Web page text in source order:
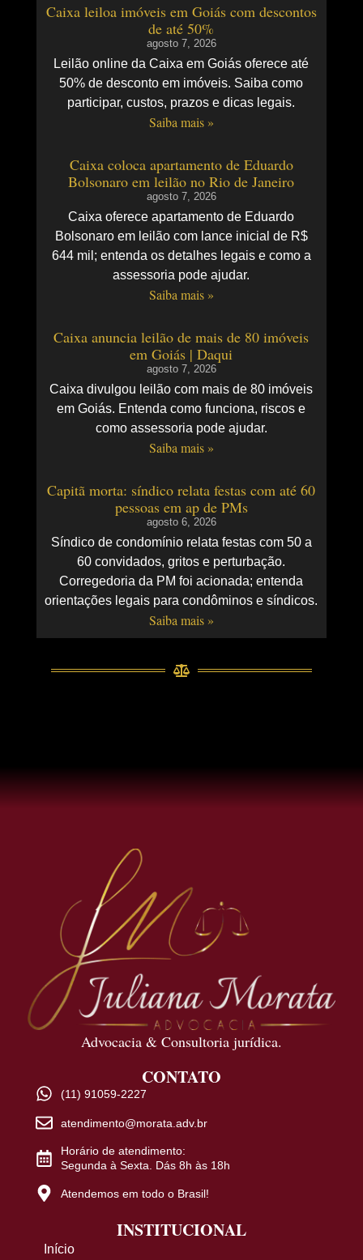
Caixa leiloa imóveis em Goiás com descontos
de até 50%
agosto 7, 2026
Leilão online da Caixa em Goiás oferece até
50% de desconto em imóveis. Saiba como
participar, custos, prazos e dicas legais.
Saiba mais »
Caixa coloca apartamento de Eduardo
Bolsonaro em leilão no Rio de Janeiro
agosto 7, 2026
Caixa oferece apartamento de Eduardo
Bolsonaro em leilão com lance inicial de R$
644 mil; entenda os detalhes legais e como a
assessoria pode ajudar.
Saiba mais »
Caixa anuncia leilão de mais de 80 imóveis
em Goiás | Daqui
agosto 7, 2026
Caixa divulgou leilão com mais de 80 imóveis
em Goiás. Entenda como funciona, riscos e
como assessoria pode ajudar.
Saiba mais »
Capitã morta: síndico relata festas com até 60
pessoas em ap de PMs
agosto 6, 2026
Síndico de condomínio relata festas com 50 a
60 convidados, gritos e perturbação.
Corregedoria da PM foi acionada; entenda
orientações legais para condôminos e síndicos.
Saiba mais »
Advocacia & Consultoria jurídica.
CONTATO
(11) 91059-2227
atendimento@morata.adv.br
Horário de atendimento:
Segunda à Sexta. Dás 8h às 18h
Atendemos em todo o Brasil!
INSTITUCIONAL
Início